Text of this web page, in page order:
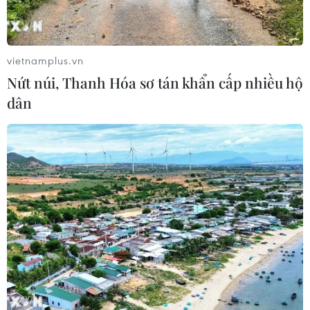
Xem thêm
CƠ QUAN CHỦ QUẢN: THÔNG TẤN XÃ VIỆT NAM
Tổng Biên tập: TRẦN TIẾN DUẨN
Phó Tổng Biên tập: NGUYỄN THỊ TÁM, KHÚC THANH
THỦY
Sở hữu trí tuệ
Quy định sử dụng
RSS
Hỗ trợ
Ngôn ngữ
TTXVN
vietnamplus.vn
Nứt núi, Thanh Hóa sơ tán khẩn cấp nhiều hộ
dân